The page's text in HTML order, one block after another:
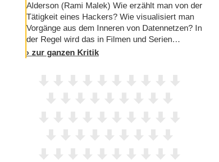
Alderson (Rami Malek) Wie erzählt man von der
Tätigkeit eines Hackers? Wie visualisiert man
Vorgänge aus dem Inneren von Datennetzen? In
der Regel wird das in Filmen und Serien
folgendermaßen gemacht: Ein manischer Typ,
› zur ganzen Kritik